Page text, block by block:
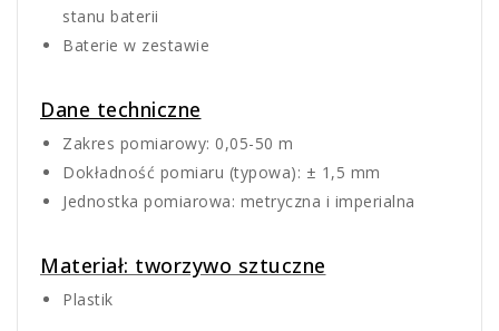
stanu baterii
Baterie w zestawie
Dane techniczne
Zakres pomiarowy: 0,05-50 m
Dokładność pomiaru (typowa): ± 1,5 mm
Jednostka pomiarowa: metryczna i imperialna
Materiał: tworzywo sztuczne
Plastik